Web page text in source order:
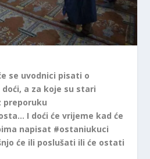
se uvodnici pisati o
a za koje su stari
preporuku
I doći će vrijeme kad će
napisat #ostaniukuci
će ili poslušati ili će ostati